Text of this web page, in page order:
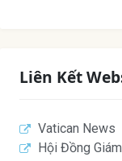
Liên Kết
Vatican News
Hội Đồng